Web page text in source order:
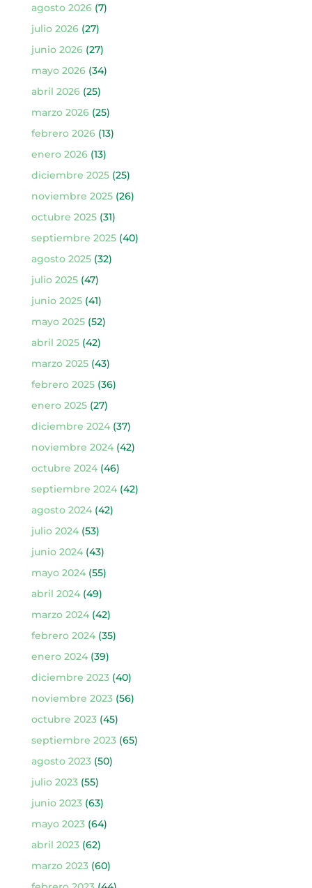
agosto 2026(7)
julio 2026(27)
junio 2026(27)
mayo 2026(34)
abril 2026(25)
marzo 2026(25)
febrero 2026(13)
enero 2026(13)
diciembre 2025(25)
noviembre 2025(26)
octubre 2025(31)
septiembre 2025(40)
agosto 2025(32)
julio 2025(47)
junio 2025(41)
mayo 2025(52)
abril 2025(42)
marzo 2025(43)
febrero 2025(36)
enero 2025(27)
diciembre 2024(37)
noviembre 2024(42)
octubre 2024(46)
septiembre 2024(42)
agosto 2024(42)
julio 2024(53)
junio 2024(43)
mayo 2024(55)
abril 2024(49)
marzo 2024(42)
febrero 2024(35)
enero 2024(39)
diciembre 2023(40)
noviembre 2023(56)
octubre 2023(45)
septiembre 2023(65)
agosto 2023(50)
julio 2023(55)
junio 2023(63)
mayo 2023(64)
abril 2023(62)
marzo 2023(60)